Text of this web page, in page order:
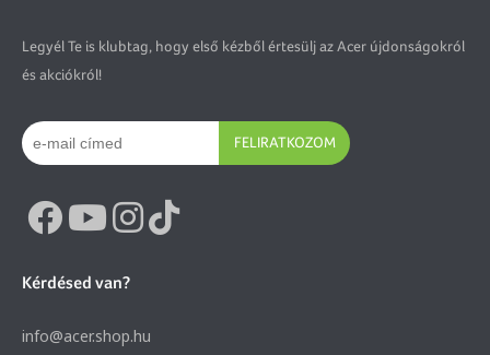
Legyél Te is klubtag, hogy első kézből értesülj az Acer újdonságokról
és akciókról!
FELIRATKOZOM
Kérdésed van?
info@acer.shop.hu